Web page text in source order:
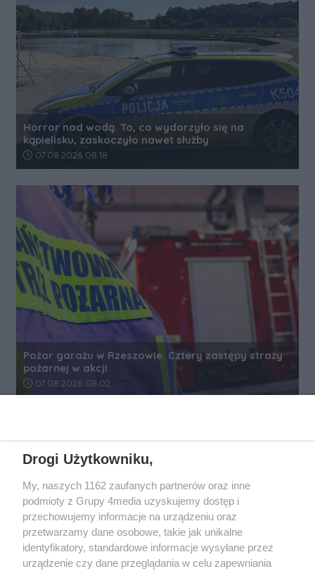
Horror nad wodą. To, co wydarzyło się na
kąpielisku, zaskoczyło nawet służby
Data dodania artykułu:
07.08.2026 08:18
Pożar garażu w Rzeszowie. Cztery zastępy straży
pożarnej w akcji
Data dodania artykułu:
07.08.2026 08:02
Drogi Użytkowniku,
My, naszych 1162 zaufanych partnerów oraz inne
podmioty z Grupy 4media uzyskujemy dostęp i
przechowujemy informacje na urządzeniu oraz
przetwarzamy dane osobowe, takie jak unikalne
identyfikatory, standardowe informacje wysyłane przez
urządzenie czy dane przeglądania w celu zapewniania